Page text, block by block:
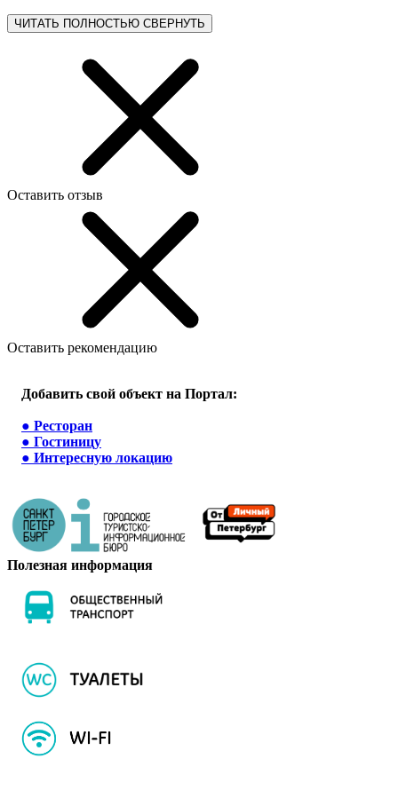
ЧИТАТЬ ПОЛНОСТЬЮ СВЕРНУТЬ
Оставить отзыв
Оставить рекомендацию
Добавить свой объект на Портал:
● Ресторан
● Гостиницу
● Интересную локацию
Полезная информация